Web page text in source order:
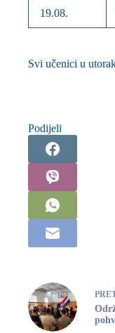
19.08.
Svi učenici u
Podijeli